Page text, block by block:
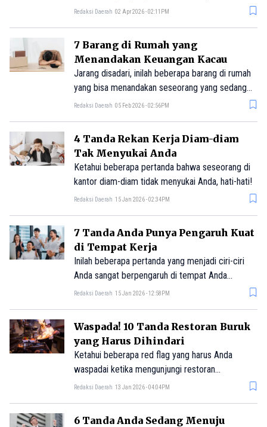
sebagai karyawan atau bawahan.
Redaksi Daerah 02 Apr 2026 - 02:11PM
7 Barang di Rumah yang
Menandakan Keuangan Kacau
Jarang disadari, inilah beberapa barang di rumah
yang bisa menandakan seseorang yang sedang
mengalami kesulitan keuangan.
Redaksi Daerah 05 Feb 2026 - 02:56PM
4 Tanda Rekan Kerja Diam-diam
Tak Menyukai Anda
Ketahui beberapa pertanda bahwa seseorang di
kantor diam-diam tidak menyukai Anda, hati-hati!
Redaksi Daerah 15 Jan 2026 - 02:34PM
7 Tanda Anda Punya Pengaruh Kuat
di Tempat Kerja
Inilah beberapa pertanda yang menjadi ciri-ciri
Anda sangat berpengaruh di tempat Anda
bekerja.
Redaksi Daerah 15 Jan 2026 - 12:58PM
Waspada! 10 Tanda Restoran Buruk
yang Harus Dihindari
Ketahui beberapa red flag yang harus Anda
waspadai ketika mengunjungi restoran
berkualitas buruk.
Redaksi Daerah 13 Jan 2026 - 04:04PM
6 Tanda Anda Sedang Menuju